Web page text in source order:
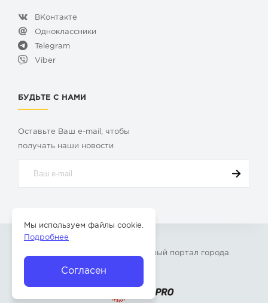
ВКонтакте
Одноклассники
Telegram
Viber
БУДЬТЕ С НАМИ
Оставьте Ваш e-mail, чтобы
получать наши новости
» – Главный портал города
Согласен
Мы используем файлы cookie.
Подробнее